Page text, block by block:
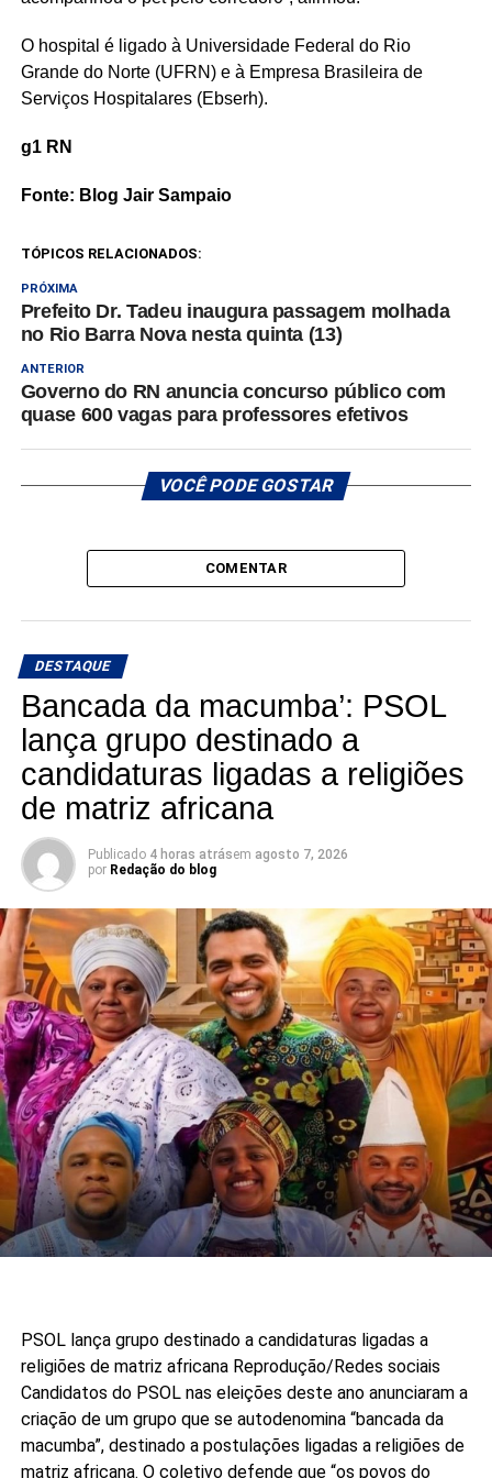
O hospital é ligado à Universidade Federal do Rio
Grande do Norte (UFRN) e à Empresa Brasileira de
Serviços Hospitalares (Ebserh).
g1 RN
Fonte: Blog Jair Sampaio
TÓPICOS RELACIONADOS:
PRÓXIMA
Prefeito Dr. Tadeu inaugura passagem molhada
no Rio Barra Nova nesta quinta (13)
ANTERIOR
Governo do RN anuncia concurso público com
quase 600 vagas para professores efetivos
VOCÊ PODE GOSTAR
COMENTAR
DESTAQUE
Bancada da macumba’: PSOL
lança grupo destinado a
candidaturas ligadas a religiões
de matriz africana
Publicado 4 horas atrásem agosto 7, 2026
por Redação do blog
PSOL lança grupo destinado a candidaturas ligadas a
religiões de matriz africana Reprodução/Redes sociais
Candidatos do PSOL nas eleições deste ano anunciaram a
criação de um grupo que se autodenomina “bancada da
macumba”, destinado a postulações ligadas a religiões de
matriz africana. O coletivo defende que “os povos do